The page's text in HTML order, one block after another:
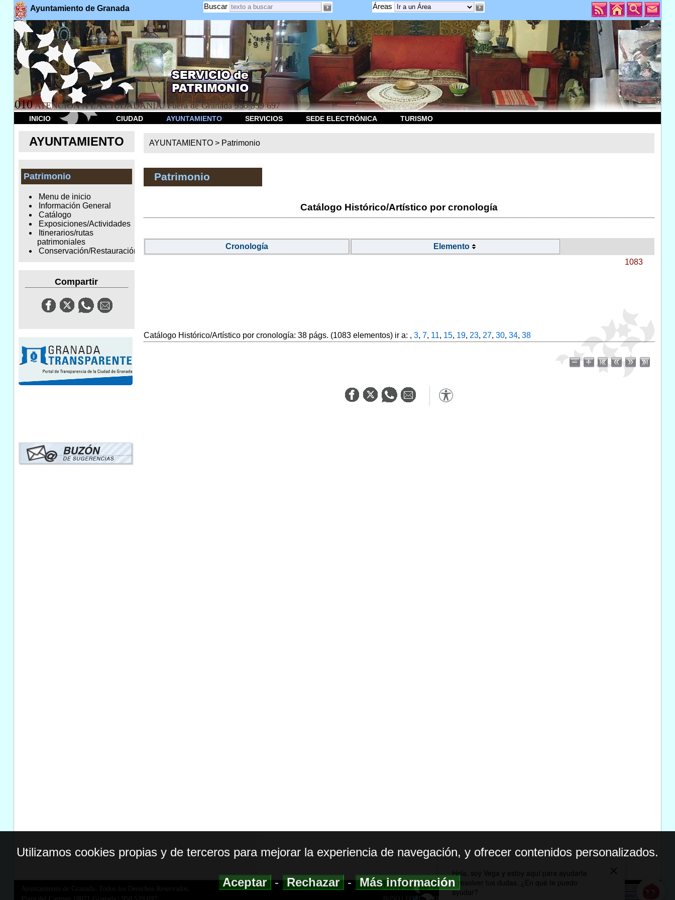
Ayuntamiento de Granada Áreas
Buscar
010 ATENCION A LA CIUDADANÍA. Fuera de Granada 958 539 697
INICIO CIUDAD AYUNTAMIENTO SERVICIOS SEDE ELECTRÓNICA TURISMO
AYUNTAMIENTO
Patrimonio
Menu de inicio
Información General
Catálogo
Exposiciones/Actividades
Itinerarios/rutas
patrimoniales
Conservación/Restauración
Compartir
AYUNTAMIENTO > Patrimonio
Patrimonio
Catálogo Histórico/Artístico por cronología
Cronología
Elemento
1083
Catálogo Histórico/Artístico por cronología: 38 págs. (1083 elementos) ir a: , 3, 7, 11, 15, 19, 23, 27, 30, 34, 38
Ayuntamiento de Granada. Todos los Derechos Reservados.
MAPA WEB|ACCESIBILIDAD
AVISO LEGAL| POLITICA DE PRIVACIDAD
Utilizamos cookies propias y de terceros para mejorar la experiencia de navegación, y ofrecer contenidos personalizados.
Aceptar-Rechazar-Más información